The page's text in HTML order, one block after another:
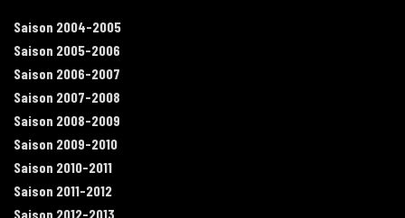
Saison 2004-2005
Saison 2005-2006
Saison 2006-2007
Saison 2007-2008
Saison 2008-2009
Saison 2009-2010
Saison 2010-2011
Saison 2011-2012
Saison 2012-2013